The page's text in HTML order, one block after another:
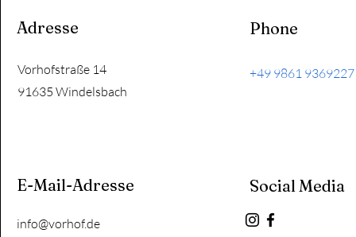
Adresse
Vorhofstraße 14
91635 Windelsbach
E-Mail-Adresse
info@vorhof.de
Phone
+49 9861 9369227
Social Media